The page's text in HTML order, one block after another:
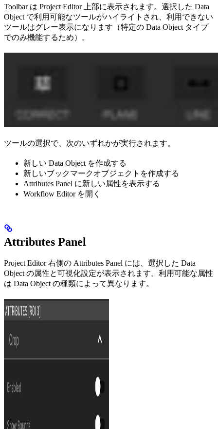
Toolbar は Project Editor 上部に表示されます。選択した Data
Object で利用可能なツールがハイライトされ、利用できない
ツールはグレー表示になります（特定の Data Object タイプ
でのみ機能するため）。
ツールの選択で、次のいずれかが実行されます。
新しい Data Object を作成する
新しいブックマークオブジェクトを作成する
Attributes Panel に新しい属性を表示する
Workflow Editor を開く
Attributes Panel
Project Editor 右側の Attributes Panel には、選択した Data
Object の属性と可視化設定が表示されます。利用可能な属性
は Data Object の種類によって異なります。